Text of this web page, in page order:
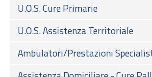
U.O.S. Cure Primarie
U.O.S. Assistenza Territoriale
Ambulatori/Prestazioni